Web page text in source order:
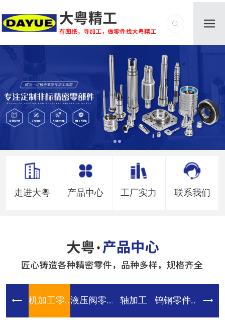
走进大粤 产品中心 工厂实力 联系我们
机加工零...液压阀零... 轴加工 钨钢零件... 齿轮